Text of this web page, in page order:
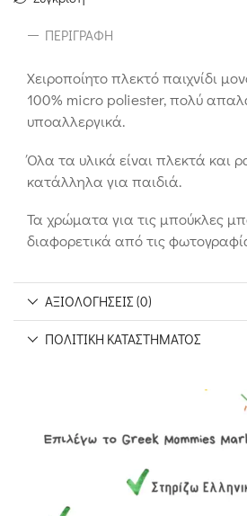
ΠΕΡΙΓΡΑΦΉ
Χειροποίητο πλεκτό παιχνίδι
100% micro poliester, πολύ
υποαλλεργικά.
Όλα τα υλικά είναι πλεκτά και
κατάλληλα για παιδιά.
Τα χρώματα για τις μπούκλες
διαφορετικά από τις
ΑΞΙΟΛΟΓΉΣΕΙΣ (0)
ΠΟΛΙΤΙΚΉ ΚΑΤΑΣΤΉΜΑΤΟΣ